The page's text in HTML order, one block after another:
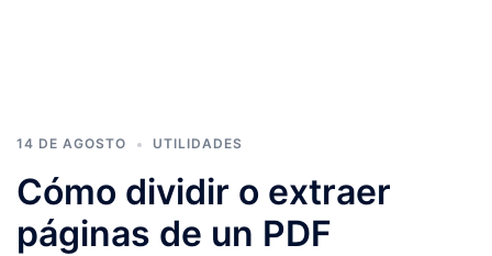
14 DE AGOSTO UTILIDADES
Cómo dividir o extraer
páginas de un PDF